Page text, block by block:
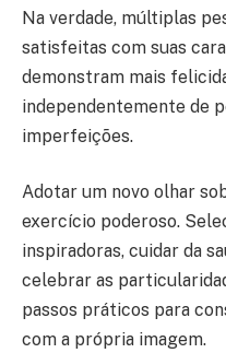
Na verdade, múltiplas
satisfeitas com suas
demonstram mais
independentemente de
imperfeições.
Adotar um novo olhar
exercício poderoso.
inspiradoras, cuidar da
celebrar as
passos práticos para
com a própria imagem.